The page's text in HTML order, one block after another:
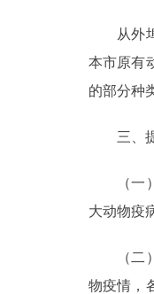
从外埠
本市原有
的部分种
三、提
（一）
大动物疫
（二）
物疫情，